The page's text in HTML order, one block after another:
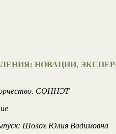
НОВАЦИИ,
СОННЭТ
Шолох Юлия Вадимовна